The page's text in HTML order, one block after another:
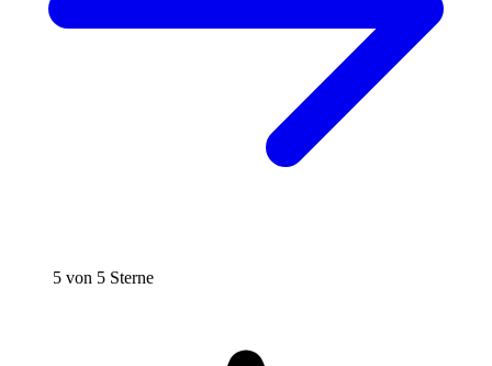
5 von 5 Sterne